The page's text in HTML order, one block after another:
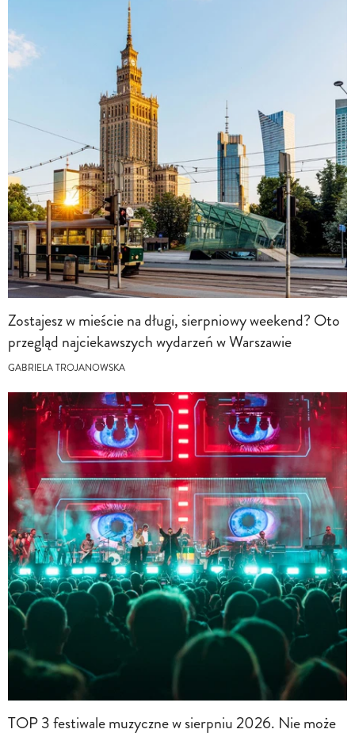
Zostajesz w mieście na długi, sierpniowy weekend? Oto
przegląd najciekawszych wydarzeń w Warszawie
GABRIELA TROJANOWSKA
TOP 3 festiwale muzyczne w sierpniu 2026. Nie może